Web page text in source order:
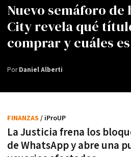
Nuevo semáforo de
City revela qué
comprar y cuáles
PorDaniel Alberti
La Justicia frena los
de WhatsApp y abre una
FINANZAS / iProUP